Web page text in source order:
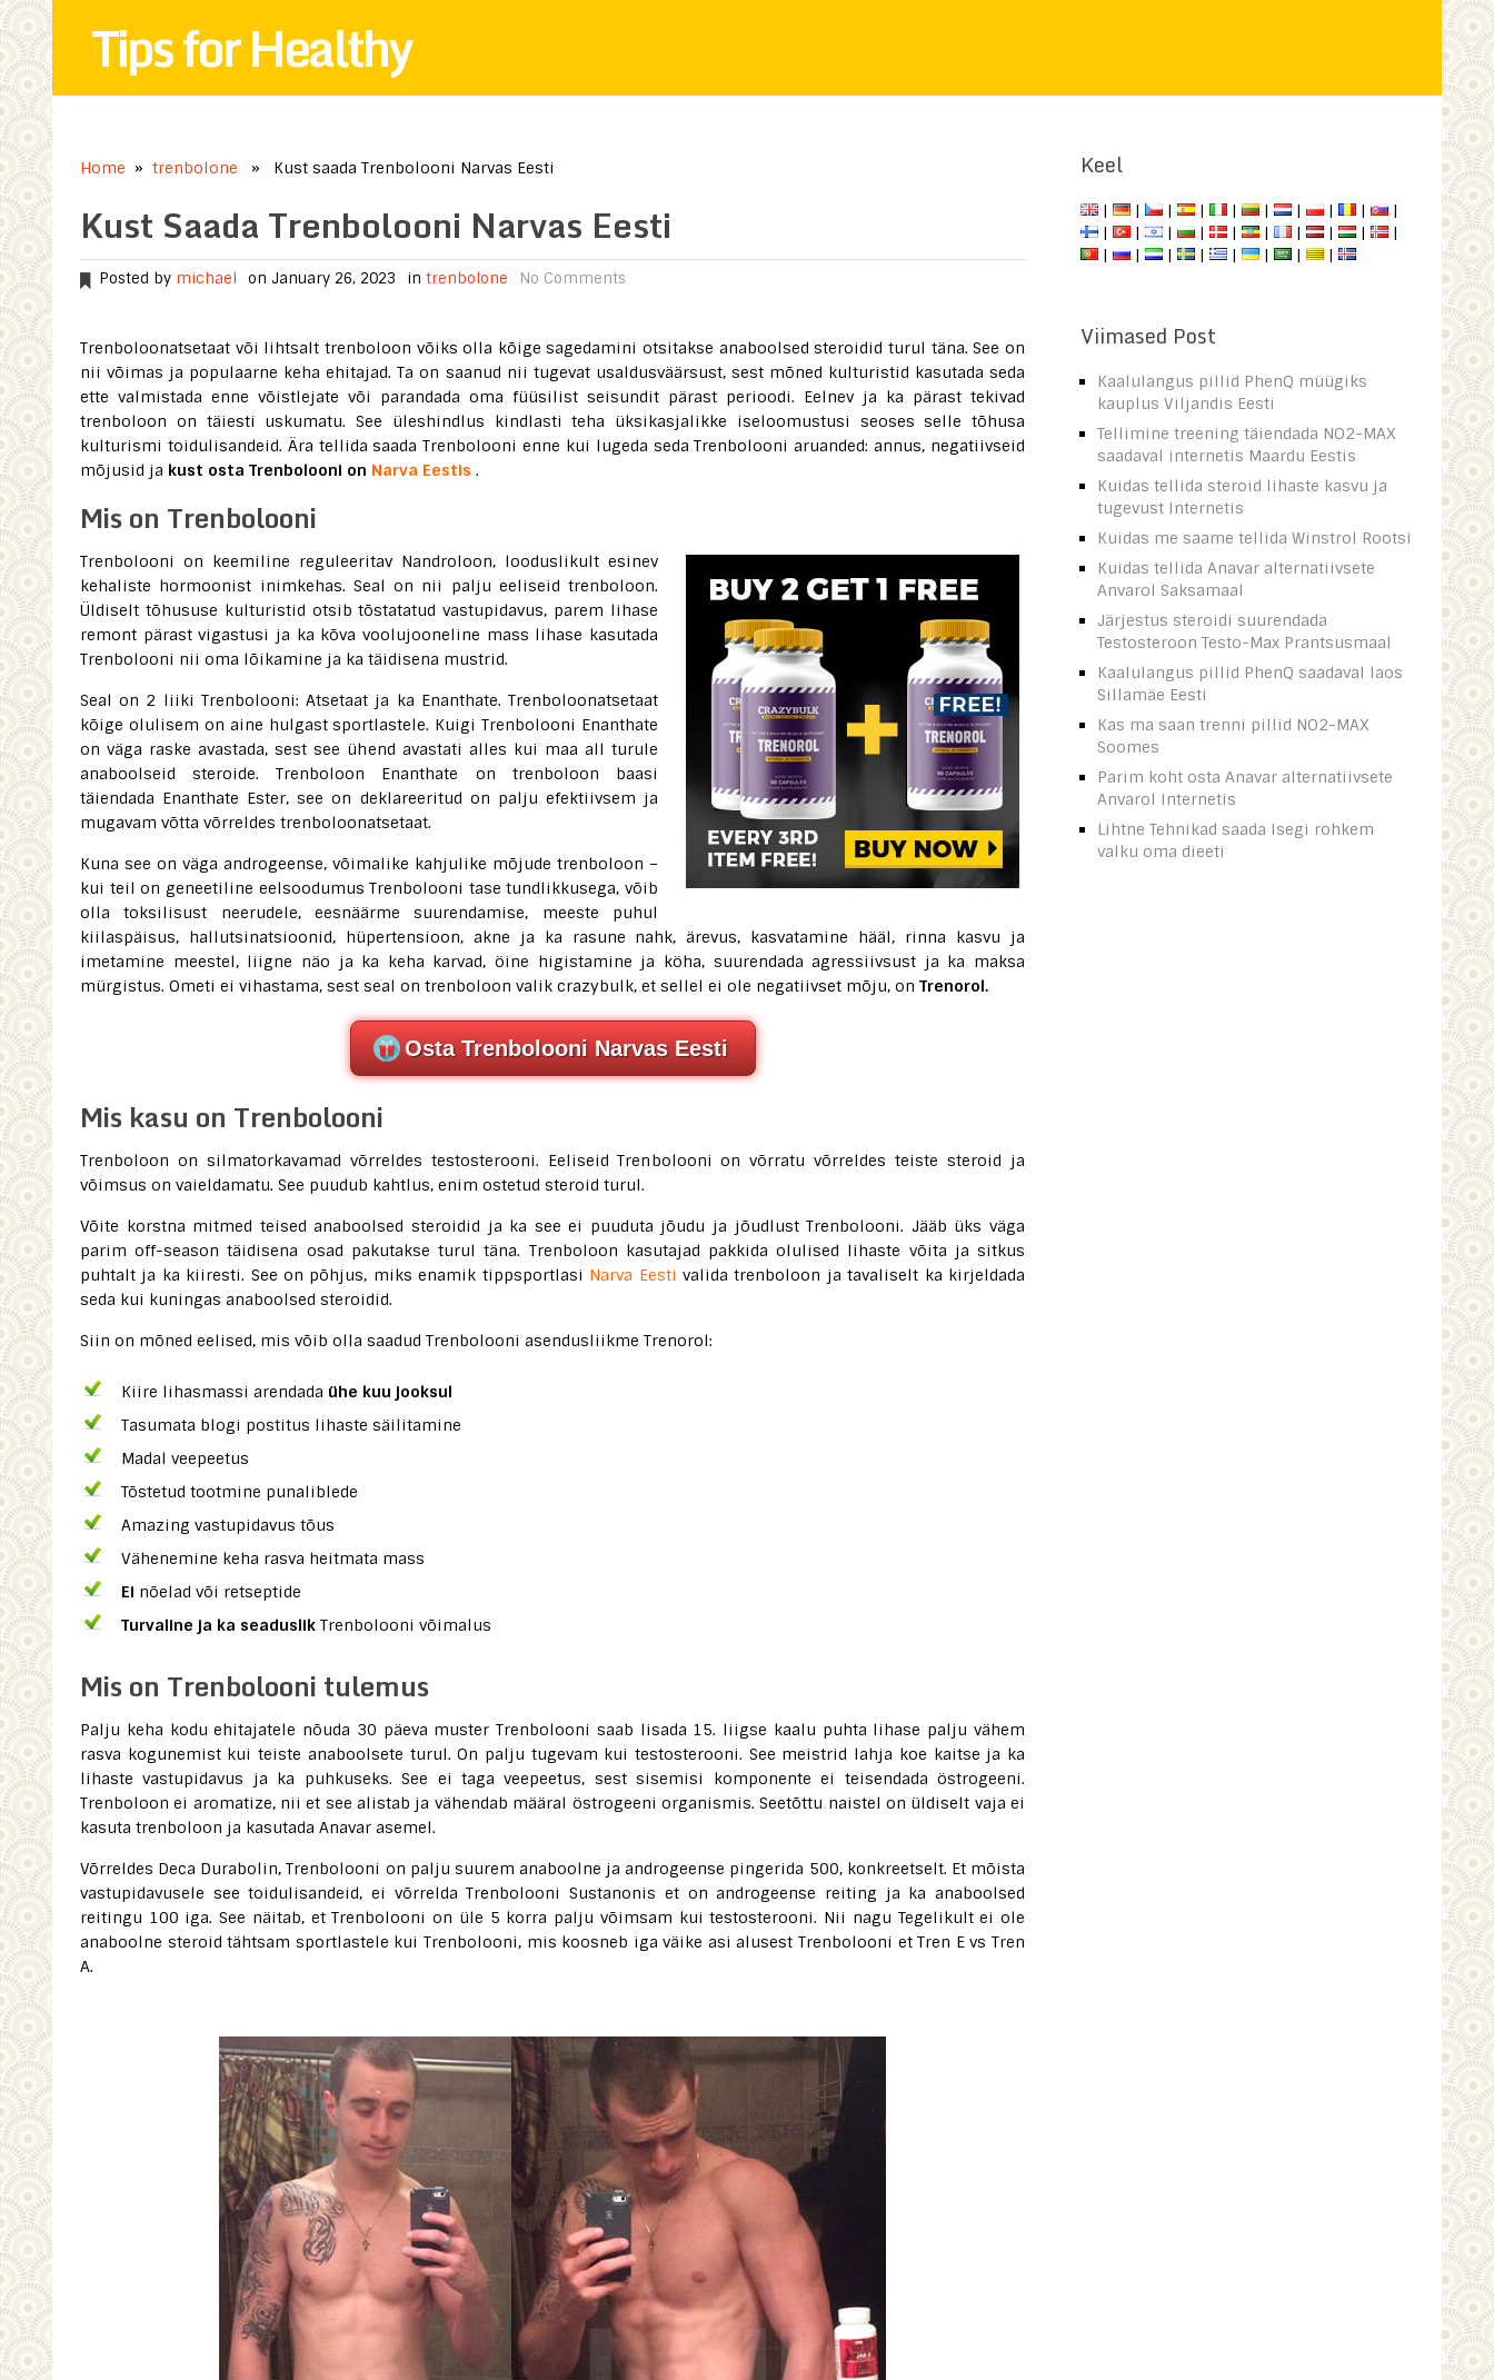
Tips for Healthy
Home » trenbolone » Kust saada Trenbolooni Narvas Eesti
Kust Saada Trenbolooni Narvas Eesti
Posted by michael on January 26, 2023 in trenbolone No Comments
Trenboloonatsetaat või lihtsalt trenboloon võiks olla kõige sagedamini otsitakse anaboolsed steroidid turul täna. See on
nii võimas ja populaarne keha ehitajad. Ta on saanud nii tugevat usaldusväärsust, sest mõned kulturistid kasutada seda
ette valmistada enne võistlejate või parandada oma füüsilist seisundit pärast perioodi. Eelnev ja ka pärast tekivad
trenboloon on täiesti uskumatu. See üleshindlus kindlasti teha üksikasjalikke iseloomustusi seoses selle tõhusa
kulturismi toidulisandeid. Ära tellida saada Trenbolooni enne kui lugeda seda Trenbolooni aruanded: annus, negatiivseid
mõjusid ja kust osta Trenbolooni on Narva Eestis .
Mis on Trenbolooni
Trenbolooni on keemiline reguleeritav Nandroloon, looduslikult esinev
kehaliste hormoonist inimkehas. Seal on nii palju eeliseid trenboloon.
Üldiselt tõhususe kulturistid otsib tõstatatud vastupidavus, parem lihase
remont pärast vigastusi ja ka kõva voolujooneline mass lihase kasutada
Trenbolooni nii oma lõikamine ja ka täidisena mustrid.
Seal on 2 liiki Trenbolooni: Atsetaat ja ka Enanthate. Trenboloonatsetaat
kõige olulisem on aine hulgast sportlastele. Kuigi Trenbolooni Enanthate
on väga raske avastada, sest see ühend avastati alles kui maa all turule
anaboolseid steroide. Trenboloon Enanthate on trenboloon baasi
täiendada Enanthate Ester, see on deklareeritud on palju efektiivsem ja
mugavam võtta võrreldes trenboloonatsetaat.
Kuna see on väga androgeense, võimalike kahjulike mõjude trenboloon –
kui teil on geneetiline eelsoodumus Trenbolooni tase tundlikkusega, võib
olla toksilisust neerudele, eesnäärme suurendamise, meeste puhul
kiilaspäisus, hallutsinatsioonid, hüpertensioon, akne ja ka rasune nahk, ärevus, kasvatamine hääl, rinna kasvu ja
imetamine meestel, liigne näo ja ka keha karvad, öine higistamine ja köha, suurendada agressiivsust ja ka maksa
mürgistus. Ometi ei vihastama, sest seal on trenboloon valik crazybulk, et sellel ei ole negatiivset mõju, on Trenorol.
Osta Trenbolooni Narvas Eesti
Mis kasu on Trenbolooni
Trenboloon on silmatorkavamad võrreldes testosterooni. Eeliseid Trenbolooni on võrratu võrreldes teiste steroid ja
võimsus on vaieldamatu. See puudub kahtlus, enim ostetud steroid turul.
Võite korstna mitmed teised anaboolsed steroidid ja ka see ei puuduta jõudu ja jõudlust Trenbolooni. Jääb üks väga
parim off-season täidisena osad pakutakse turul täna. Trenboloon kasutajad pakkida olulised lihaste võita ja sitkus
puhtalt ja ka kiiresti. See on põhjus, miks enamik tippsportlasi Narva Eesti valida trenboloon ja tavaliselt ka kirjeldada
seda kui kuningas anaboolsed steroidid.
Siin on mõned eelised, mis võib olla saadud Trenbolooni asendusliikme Trenorol:
Kiire lihasmassi arendada ühe kuu jooksul
Tasumata blogi postitus lihaste säilitamine
Madal veepeetus
Tõstetud tootmine punaliblede
Amazing vastupidavus tõus
Vähenemine keha rasva heitmata mass
Ei nõelad või retseptide
Turvaline ja ka seaduslikTrenbolooni võimalus
Mis on Trenbolooni tulemus
Palju keha kodu ehitajatele nõuda 30 päeva muster Trenbolooni saab lisada 15. liigse kaalu puhta lihase palju vähem
rasva kogunemist kui teiste anaboolsete turul. On palju tugevam kui testosterooni. See meistrid lahja koe kaitse ja ka
lihaste vastupidavus ja ka puhkuseks. See ei taga veepeetus, sest sisemisi komponente ei teisendada östrogeeni.
Trenboloon ei aromatize, nii et see alistab ja vähendab määral östrogeeni organismis. Seetõttu naistel on üldiselt vaja ei
kasuta trenboloon ja kasutada Anavar asemel.
Võrreldes Deca Durabolin, Trenbolooni on palju suurem anaboolne ja androgeense pingerida 500, konkreetselt. Et mõista
vastupidavusele see toidulisandeid, ei võrrelda Trenbolooni Sustanonis et on androgeense reiting ja ka anaboolsed
reitingu 100 iga. See näitab, et Trenbolooni on üle 5 korra palju võimsam kui testosterooni. Nii nagu Tegelikult ei ole
anaboolne steroid tähtsam sportlastele kui Trenbolooni, mis koosneb iga väike asi alusest Trenbolooni et Tren E vs Tren
A.
Keel
| | | | | | | | |
|
|
| | | | | | | |
|
|
| | | | | | |
Viimased Post
Kaalulangus pillid PhenQ müügiks
kauplus Viljandis Eesti
Tellimine treening täiendada NO2-MAX
saadaval internetis Maardu Eestis
Kuidas tellida steroid lihaste kasvu ja
tugevust Internetis
Kuidas me saame tellida Winstrol Rootsi
Kuidas tellida Anavar alternatiivsete
Anvarol Saksamaal
Järjestus steroidi suurendada
Testosteroon Testo-Max Prantsusmaal
Kaalulangus pillid PhenQ saadaval laos
Sillamäe Eesti
Kas ma saan trenni pillid NO2-MAX
Soomes
Parim koht osta Anavar alternatiivsete
Anvarol Internetis
Lihtne Tehnikad saada Isegi rohkem
valku oma dieeti